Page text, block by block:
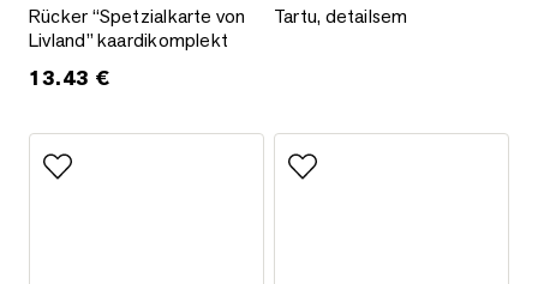
Rücker “Spetzialkarte von Livland” kaardikomplekt
Rücker “Spetzialkarte von
Livland” kaardikomplekt
13.43 €
Tartu, detailsem
Tartu, detailsem